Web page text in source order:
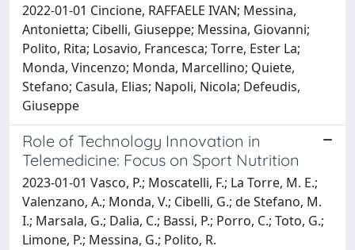
2022-01-01 Cincione, RAFFAELE IVAN; Messina,
Antonietta; Cibelli, Giuseppe; Messina, Giovanni;
Polito, Rita; Losavio, Francesca; Torre, Ester La;
Monda, Vincenzo; Monda, Marcellino; Quiete,
Stefano; Casula, Elias; Napoli, Nicola; Defeudis,
Giuseppe
Role of Technology Innovation in
Telemedicine: Focus on Sport Nutrition
2023-01-01 Vasco, P.; Moscatelli, F.; La Torre, M. E.;
Valenzano, A.; Monda, V.; Cibelli, G.; de Stefano, M.
I.; Marsala, G.; Dalia, C.; Bassi, P.; Porro, C.; Toto, G.;
Limone, P.; Messina, G.; Polito, R.